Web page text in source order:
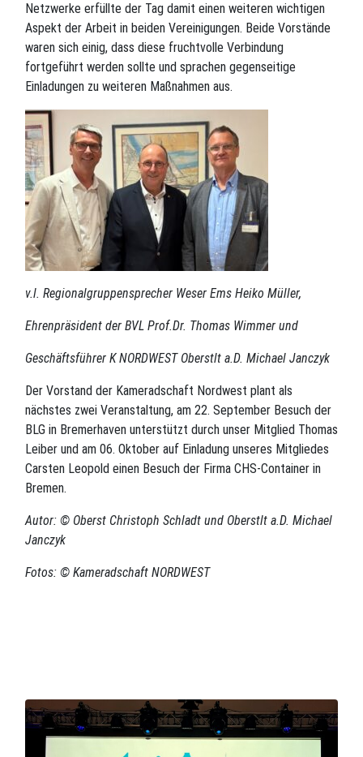
Netzwerke erfüllte der Tag damit einen weiteren wichtigen
Aspekt der Arbeit in beiden Vereinigungen. Beide Vorstände
waren sich einig, dass diese fruchtvolle Verbindung
fortgeführt werden sollte und sprachen gegenseitige
Einladungen zu weiteren Maßnahmen aus.
v.l. Regionalgruppensprecher Weser Ems Heiko Müller,
Ehrenpräsident der BVL Prof.Dr. Thomas Wimmer und
Geschäftsführer K NORDWEST Oberstlt a.D. Michael Janczyk
Der Vorstand der Kameradschaft Nordwest plant als
nächstes zwei Veranstaltung, am 22. September Besuch der
BLG in Bremerhaven unterstützt durch unser Mitglied Thomas
Leiber und am 06. Oktober auf Einladung unseres Mitgliedes
Carsten Leopold einen Besuch der Firma CHS-Container in
Bremen.
Autor: © Oberst Christoph Schladt und Oberstlt a.D. Michael
Janczyk
Fotos: © Kameradschaft NORDWEST